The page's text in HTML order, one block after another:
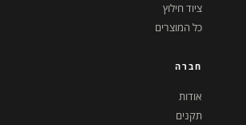
ציוד חילוץ
כל המוצרים
חברה
אודות
תקנים